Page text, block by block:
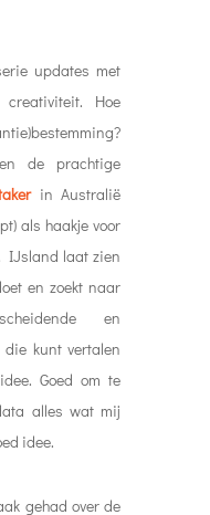
updates met
creativiteit. Hoe
de prachtige
in Australië
als haakje voor
IJsland laat zien
en zoekt naar
en
kunt vertalen
idee. Goed om te
alles wat mij
idee.
gehad over de